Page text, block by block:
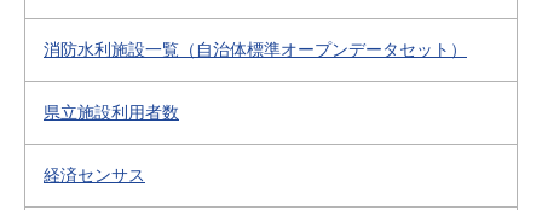
消防水利施設一覧（自治体標準オープンデータセット）
県立施設利用者数
経済センサス